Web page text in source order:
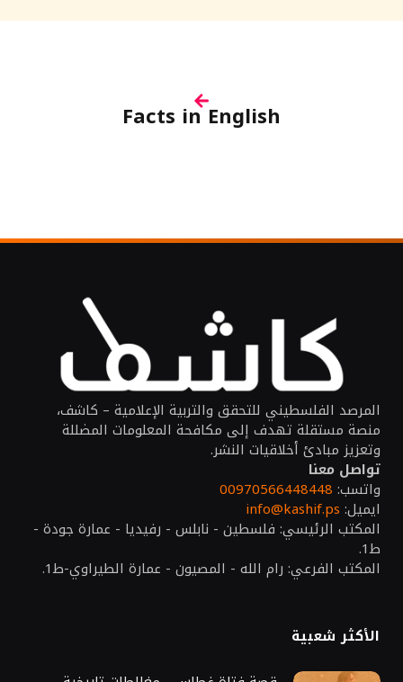
Facts in English
المرصد الفلسطيني للتحقق والتربية الإعلامية – كاشف،
منصة مستقلة تهدف إلى مكافحة المعلومات المضللة
وتعزيز مبادئ أخلاقيات النشر.
تواصل معنا
واتسب: 00970566448448
ايميل: info@kashif.ps
المكتب الرئيسي: فلسطين - نابلس - رفيديا - عمارة جودة -
ط1.
المكتب الفرعي: رام الله - المصيون - عمارة الطيراوي-ط1.
الأكثر شعبية